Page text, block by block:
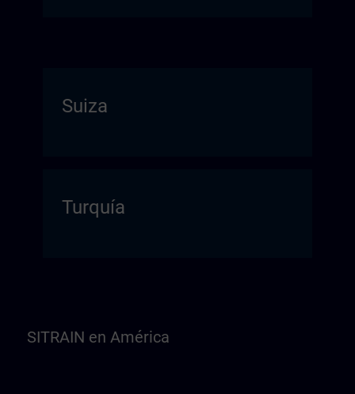
Suiza
Turquía
SITRAIN en América